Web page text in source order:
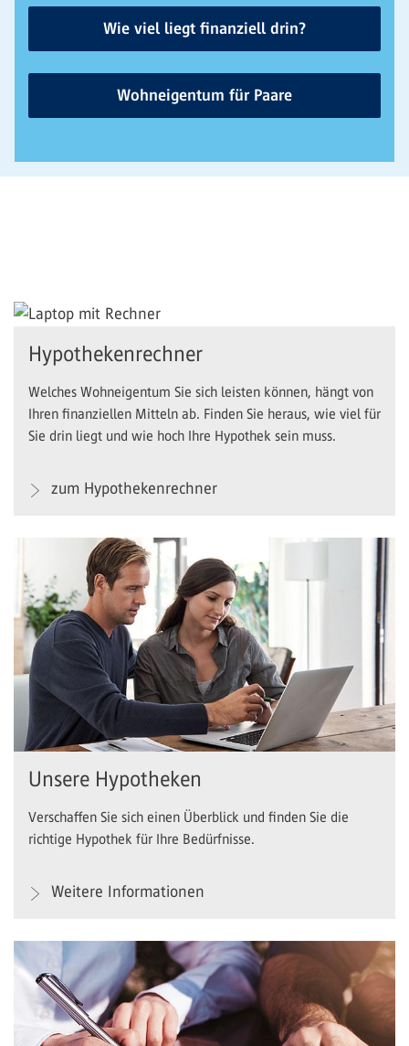
Wie viel liegt finanziell drin?
Wohneigentum für Paare
Hypothekenrechner
Welches Wohneigentum Sie sich leisten können, hängt von
Ihren finanziellen Mitteln ab. Finden Sie heraus, wie viel für
Sie drin liegt und wie hoch Ihre Hypothek sein muss.
zum Hypothekenrechner
Unsere Hypotheken
Verschaffen Sie sich einen Überblick und finden Sie die
richtige Hypothek für Ihre Bedürfnisse.
Weitere Informationen